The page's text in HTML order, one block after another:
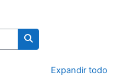
Buscar cursos
Expandir todo